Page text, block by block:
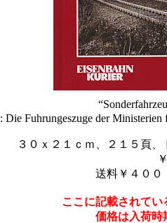
: Die Fuhrungeszuge der
３０ｘ２１ｃｍ、２１５頁
送料￥４００
ここに記載されて
価格は入荷時